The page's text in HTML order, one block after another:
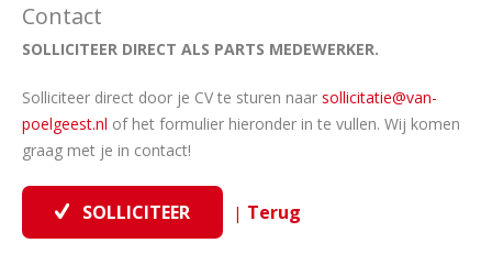
Contact
SOLLICITEER DIRECT ALS PARTS MEDEWERKER.
Solliciteer direct door je CV te sturen naar sollicitatie@van-
poelgeest.nl of het formulier hieronder in te vullen. Wij komen
graag met je in contact!
|